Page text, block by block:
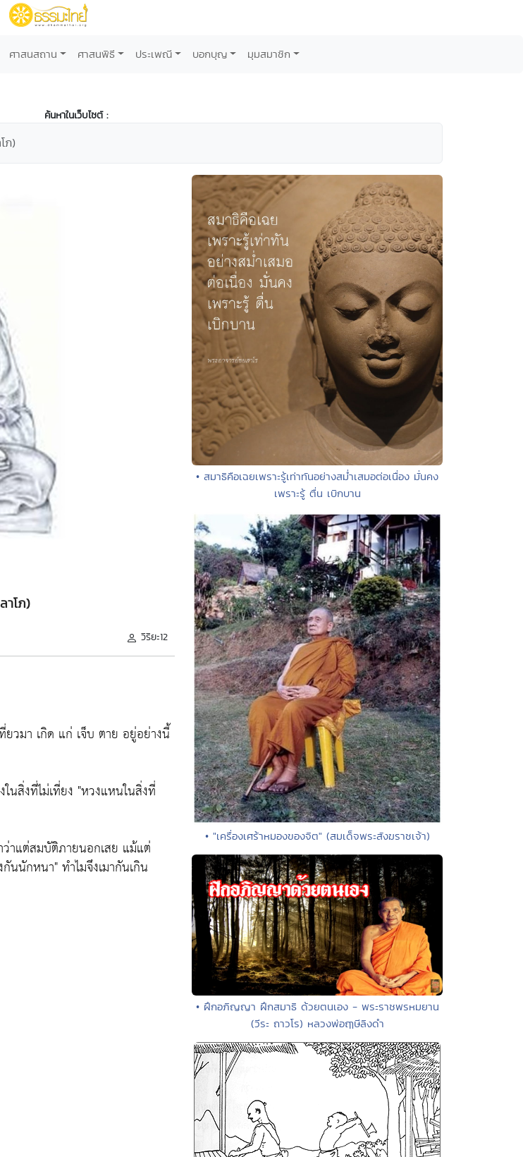
ศาสนสถาน ศาสนพิธี ประเพณี บอกบุญ มุมสมาชิก
ค้นหาในเว็บไซต์ :
ภ)
าโภ)
วิริยะ12
วมา เกิด แก่ เจ็บ ตาย อยู่อย่างนี้
ในสิ่งที่ไม่เที่ยง "หวงแหนในสิ่งที่
าแต่สมบัติภายนอกเสย แม้แต่
กันนักหนา"ทำไมจึงเมากันเกิน
• สมาธิคือเฉยเพราะรู้เท่าทันอย่างสม่ำเสมอต่อเนื่อง มั่นคง
เพราะรู้ ตื่น เบิกบาน
• "เครื่องเศร้าหมองของจิต" (สมเด็จพระสังฆราชเจ้า)
• ฝึกอภิญญา ฝึกสมาธิ ด้วยตนเอง - พระราชพรหมยาน
(วีระ ถาวโร) หลวงพ่อฤๅษีลิงดำ